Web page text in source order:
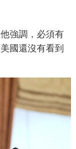
強調，必須有
國還沒有看到